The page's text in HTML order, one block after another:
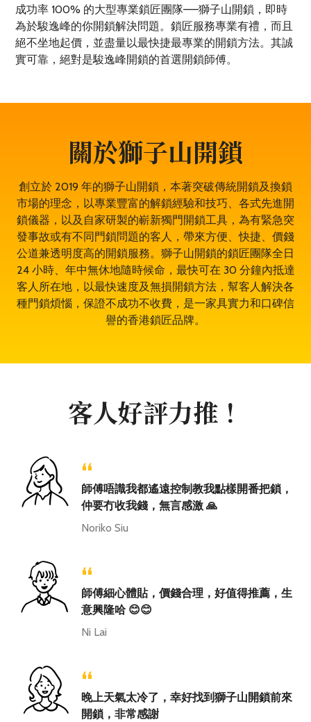
成功率 100% 的大型專業鎖匠團隊——獅子山開鎖，即時
為於駿逸峰的你開鎖解決問題。鎖匠服務專業有禮，而且
絕不坐地起價，並盡量以最快捷最專業的開鎖方法。其誠
實可靠，絕對是駿逸峰開鎖的首選開鎖師傅。
關於獅子山開鎖
創立於 2019 年的獅子山開鎖，本著突破傳統開鎖及換鎖
市場的理念，以專業豐富的解鎖經驗和技巧、各式先進開
鎖儀器，以及自家研製的嶄新獨門開鎖工具，為有緊急突
發事故或有不同門鎖問題的客人，帶來方便、快捷、價錢
公道兼透明度高的開鎖服務。獅子山開鎖的鎖匠團隊全日
24 小時、年中無休地隨時候命，最快可在 30 分鐘內抵達
客人所在地，以最快速度及無損開鎖方法，幫客人解決各
種門鎖煩惱，保證不成功不收費，是一家具實力和口碑信
譽的香港鎖匠品牌。
客人好評力推！
“
師傅唔識我都遙遠控制教我點樣開番把鎖，
仲要冇收我錢，無言感激 🙏
Noriko Siu
“
師傅細心體貼，價錢合理，好值得推薦，生
意興隆哈 😊😊
Ni Lai
“
晚上天氣太冷了，幸好找到獅子山開鎖前來
開鎖，非常感謝